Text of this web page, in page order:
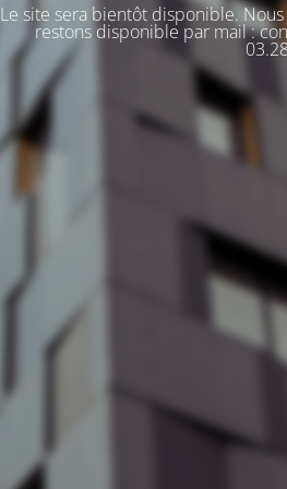
Le site sera bientôt disponible.
restons disponible par mail :